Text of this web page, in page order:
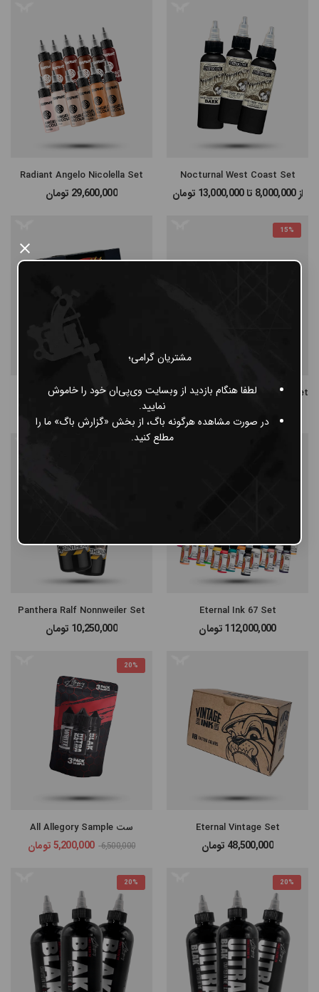
مشتریان گرامی؛
لطفا هنگام بازدید از وبسایت وی‌پی‌ان خود را خاموش
نمایید.
در صورت مشاهده هرگونه باگ، از بخش «گزارش باگ» ما را
مطلع کنید.
×
Nocturnal West Coast Set
از 8,000,000 تا 13,000,000 تومان
Radiant Angelo Nicolella Set
29,600,000 تومان
15%
Radiant Orient Ching Gray Wash Set
Eternal Rember Signature Set
Eternal Ink 67 Set
112,000,000تومان
Panthera Ralf Nonnweiler Set
10,250,000 تومان
Eternal Vintage Set
48,500,000 تومان
20%
ست All Allegory Sample
6,500,000
5,200,000تومان
20%
20%